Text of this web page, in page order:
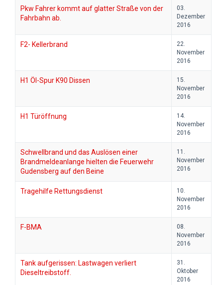
Pkw Fahrer kommt auf glatter Straße von der
Fahrbahn ab.
03.
Dezember
2016
F2- Kellerbrand
22.
November
2016
H1 Öl-Spur K90 Dissen
15.
November
2016
H1 Türöffnung
14.
November
2016
Schwellbrand und das Auslösen einer
Brandmeldeanlange hielten die Feuerwehr
Gudensberg auf den Beine
11.
November
2016
Tragehilfe Rettungsdienst
10.
November
2016
F-BMA
08.
November
2016
Tank aufgerissen: Lastwagen verliert
Dieseltreibstoff.
31.
Oktober
2016